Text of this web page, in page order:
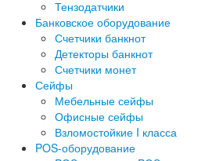
Тензодатчики
Банковское оборудование
Счетчики банкнот
Детекторы банкнот
Счетчики монет
Сейфы
Мебельные сейфы
Офисные сейфы
Взломостойкие I класса
POS-оборудование